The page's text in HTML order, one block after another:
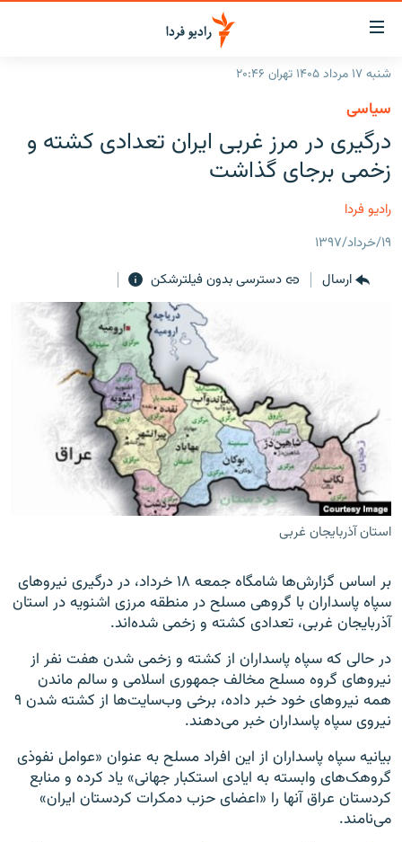
لینک‌های
قابلیت
دسترسی
بازگشت
منوی
اصلی
رفتن
به
صفحه
ایران
جهان
فرکانس‌ها
پادکست
چندرسانه‌ای
گزارش‌های تصویری
زنان فردا
زبان‌های دیگر
شنبه ۱۷ مرداد ۱۴۰۵ تهران ۲۰:۴۶
سیاسی
درگیری در مرز غربی ایران تعدادی کشته و
زخمی برجای گذاشت
رادیو فردا
۱۹/خرداد/۱۳۹۷
ارسال
دسترسی بدون فیلترشکن
استان آذربایجان غربی
بر اساس گزارش‌ها شامگاه جمعه ۱۸ خرداد، در درگیری نیروهای
سپاه پاسداران با گروهی مسلح در منطقه مرزی اشنویه در استان
آذربایجان غربی، تعدادی کشته و زخمی شده‌اند.
در حالی که سپاه پاسداران از کشته و زخمی شدن هفت نفر از
نیروهای گروه مسلح مخالف جمهوری اسلامی و سالم ماندن
همه نیروهای خود خبر داده، برخی وب‌سایت‌ها از کشته شدن ۹
نیروی سپاه پاسداران خبر می‌دهند.
بیانیه سپاه پاسداران از این افراد مسلح به عنوان «عوامل نفوذی
گروهک‌های وابسته به ایادی استکبار جهانی» یاد کرده و منابع
کردستان عراق آنها را «اعضای حزب دمکرات کردستان ایران»
می‌نامند.